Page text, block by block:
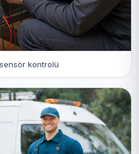
sensör kontrolü